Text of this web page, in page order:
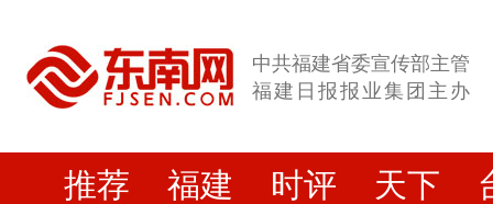
中共福建省委宣传部主管
福建日报报业集团主办
推荐 福建 时评 天下